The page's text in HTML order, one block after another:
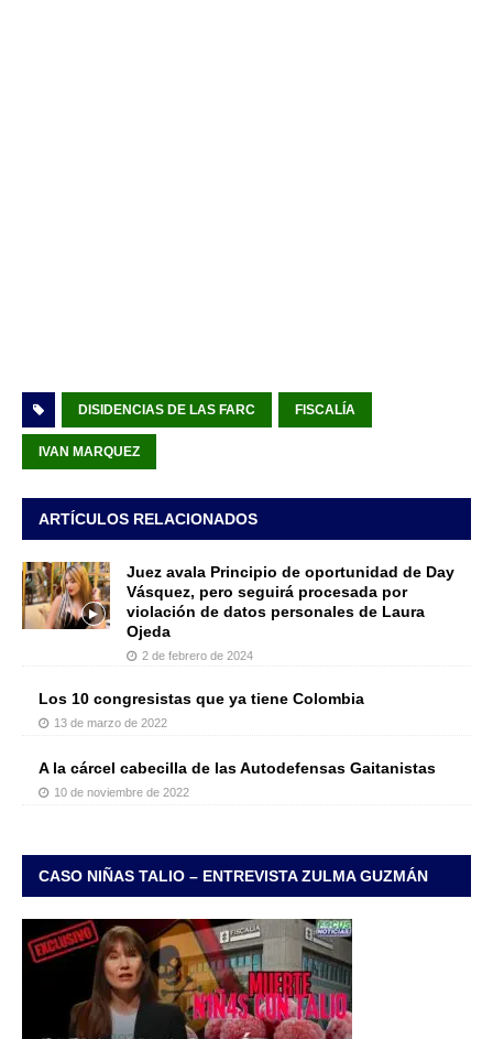
DISIDENCIAS DE LAS FARC FISCALÍA
IVAN MARQUEZ
ARTÍCULOS RELACIONADOS
Juez avala Principio de oportunidad de Day
Vásquez, pero seguirá procesada por
violación de datos personales de Laura
Ojeda
2 de febrero de 2024
Los 10 congresistas que ya tiene Colombia
13 de marzo de 2022
A la cárcel cabecilla de las Autodefensas Gaitanistas
10 de noviembre de 2022
CASO NIÑAS TALIO – ENTREVISTA ZULMA GUZMÁN